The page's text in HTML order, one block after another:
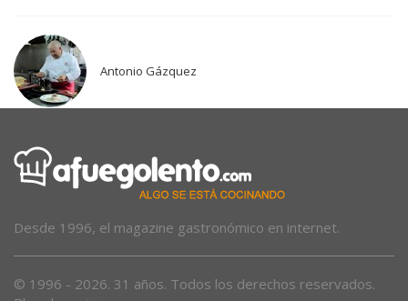
Antonio Gázquez
Desde 1996, el magazine gastronómico en internet.
© 1996 - 2026. 31 años. Todos los derechos reservados.